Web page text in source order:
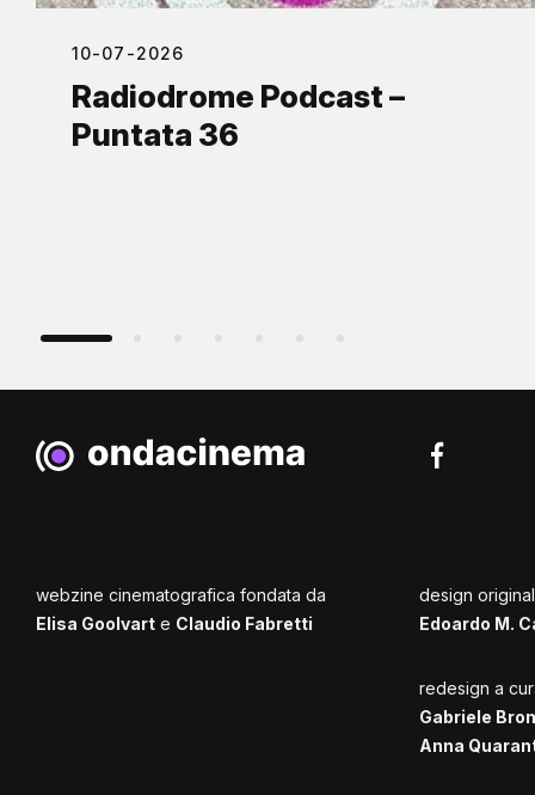
10-07-2026
Radiodrome Podcast –
Puntata 36
webzine cinematografica fondata da
Elisa Goolvart e Claudio Fabretti
design
Edoardo M.
redesign a
Gabriele
Anna